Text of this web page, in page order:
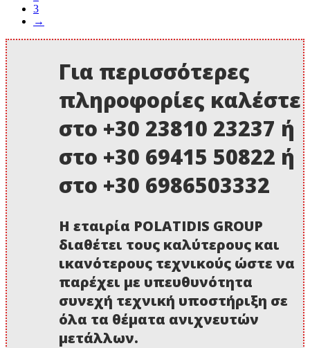
3
→
Για περισσότερες
πληροφορίες καλέστε
στο +30 23810 23237 ή
στο +30 69415 50822 ή
στο +30 6986503332
Η εταιρία POLATIDIS GROUP
διαθέτει τους καλύτερους και
ικανότερους τεχνικούς ώστε να
παρέχει με υπευθυνότητα
συνεχή τεχνική υποστήριξη σε
όλα τα θέματα ανιχνευτών
μετάλλων.